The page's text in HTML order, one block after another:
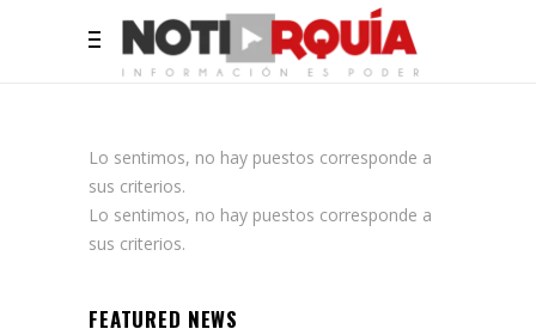
Lo sentimos, no hay puestos corresponde a
sus criterios.
Lo sentimos, no hay puestos corresponde a
sus criterios.
FEATURED NEWS